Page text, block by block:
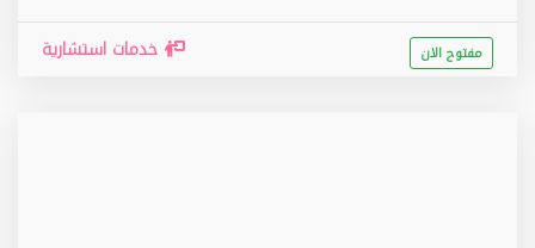
خدمات استشارية مفتوح الان